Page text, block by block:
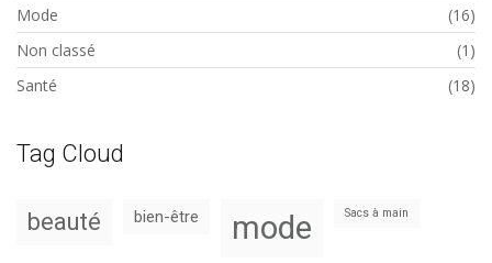
Mode
(16)
Non classé
(1)
Santé
(18)
Tag Cloud
beauté bien-être mode Sacs à main